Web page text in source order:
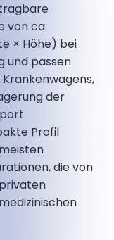
von ca.
× Höhe) bei
und passen
der
Profil
die von